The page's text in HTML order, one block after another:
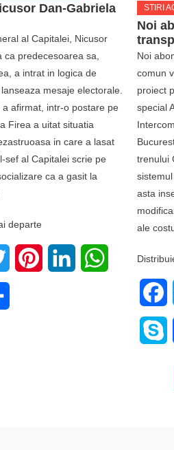
Dan-Gabriela
al Capitalei, Nicusor
ca predecesoarea sa,
a intrat in logica de
mesaje electorale.
a afirmat, intr-o postare pe
Firea a uitat situatia
in care a lasat
sef al Capitalei scrie pe
ca a gasit la
departe
Twitter PinterestLinkedIn WhatsApp
STIRI
Noi
Noi
comun
proiect
special
trenului
asta
ale